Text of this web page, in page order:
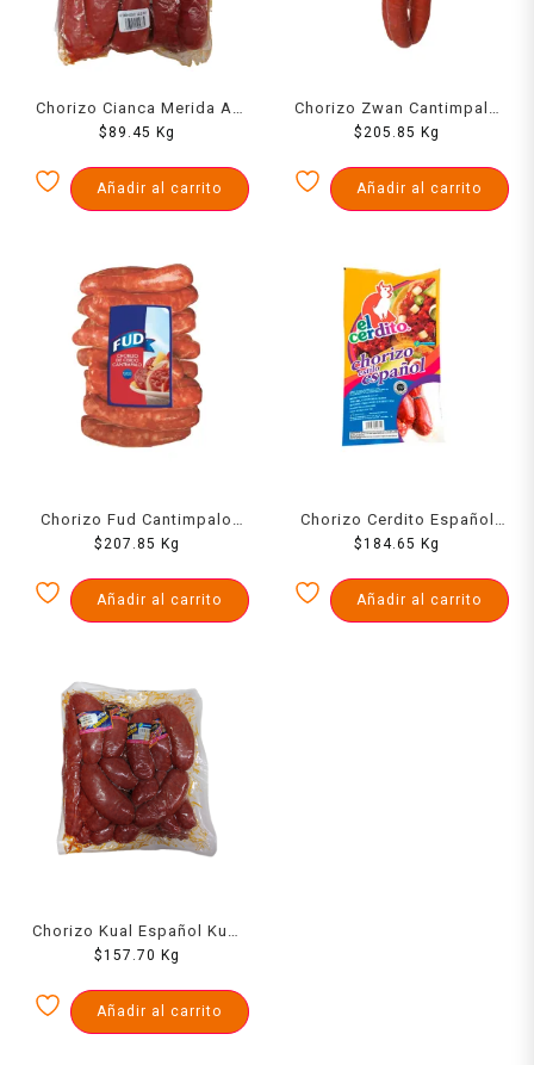
Chorizo Cianca Merida Al
Vacio 1000 Grs
$ 89.45 Kg
Añadir al carrito
Chorizo Zwan Cantimpalo
1000 Grs
$ 205.85 Kg
Añadir al carrito
Chorizo Fud Cantimpalo
1000 Grs
$ 207.85 Kg
Añadir al carrito
Chorizo Cerdito Español
Cerdito 1000 Grs
$184.65 Kg
Añadir al carrito
Chorizo Kual Español Kual
1000 Grs
$157.70 Kg
Añadir al carrito